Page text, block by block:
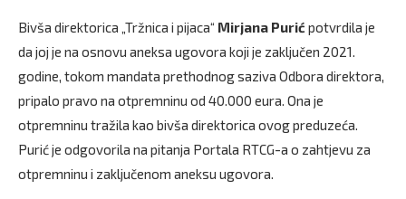
Bivša direktorica „Tržnica i pijaca“ Mirjana Purić potvrdila je
da joj je na osnovu aneksa ugovora koji je zaključen 2021.
godine, tokom mandata prethodnog saziva Odbora direktora,
pripalo pravo na otpremninu od 40.000 eura. Ona je
otpremninu tražila kao bivša direktorica ovog preduzeća.
Purić je odgovorila na pitanja Portala RTCG-a o zahtjevu za
otpremninu i zaključenom aneksu ugovora.